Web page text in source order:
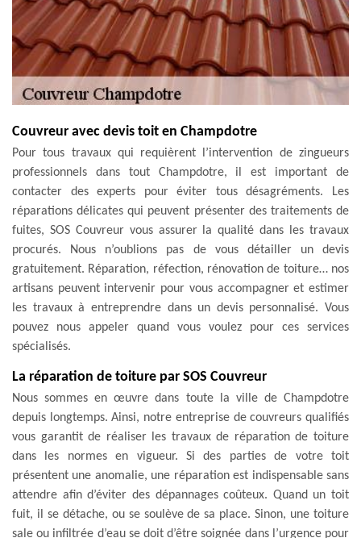
Couvreur avec devis toit en Champdotre
Pour tous travaux qui requièrent l’intervention de zingueurs
professionnels dans tout Champdotre, il est important de
contacter des experts pour éviter tous désagréments. Les
réparations délicates qui peuvent présenter des traitements de
fuites, SOS Couvreur vous assurer la qualité dans les travaux
procurés. Nous n’oublions pas de vous détailler un devis
gratuitement. Réparation, réfection, rénovation de toiture… nos
artisans peuvent intervenir pour vous accompagner et estimer
les travaux à entreprendre dans un devis personnalisé. Vous
pouvez nous appeler quand vous voulez pour ces services
spécialisés.
La réparation de toiture par SOS Couvreur
Nous sommes en œuvre dans toute la ville de Champdotre
depuis longtemps. Ainsi, notre entreprise de couvreurs qualifiés
vous garantit de réaliser les travaux de réparation de toiture
dans les normes en vigueur. Si des parties de votre toit
présentent une anomalie, une réparation est indispensable sans
attendre afin d’éviter des dépannages coûteux. Quand un toit
fuit, il se détache, ou se soulève de sa place. Sinon, une toiture
sale ou infiltrée d’eau se doit d’être soignée dans l’urgence pour